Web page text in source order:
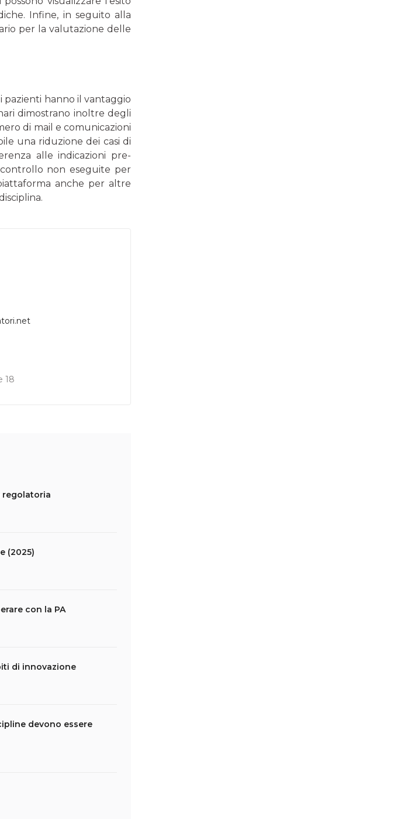
Infine, in seguito alla
per la valutazione delle
pazienti hanno il vantaggio
dimostrano inoltre degli
di mail e comunicazioni
una riduzione dei casi di
alle indicazioni pre-
non eseguite per
anche per altre
18
regolatoria
(2025)
con la PA
di innovazione
devono essere